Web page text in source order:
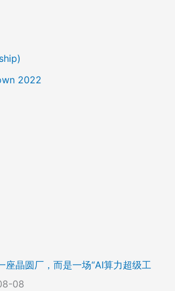
2022
座晶圆厂，而是一场“AI算力超级工
08